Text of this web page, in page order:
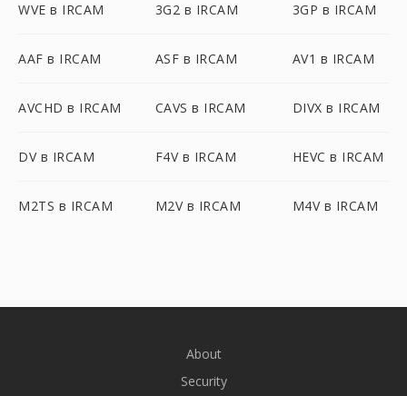
WVE в IRCAM 3G2 в IRCAM 3GP в IRCAM
AAF в IRCAM ASF в IRCAM AV1 в IRCAM
AVCHD в IRCAM CAVS в IRCAM DIVX в IRCAM
DV в IRCAM F4V в IRCAM HEVC в IRCAM
M2TS в IRCAM M2V в IRCAM M4V в IRCAM
About
Security